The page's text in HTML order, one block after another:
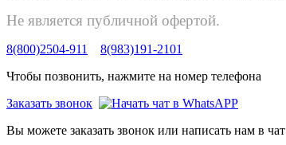
Не является публичной офертой.
8(800)2504-911
8(983)191-2101
Чтобы позвонить, нажмите на номер телефона
Заказать звонок
Вы можете заказать звонок или написать нам в чат